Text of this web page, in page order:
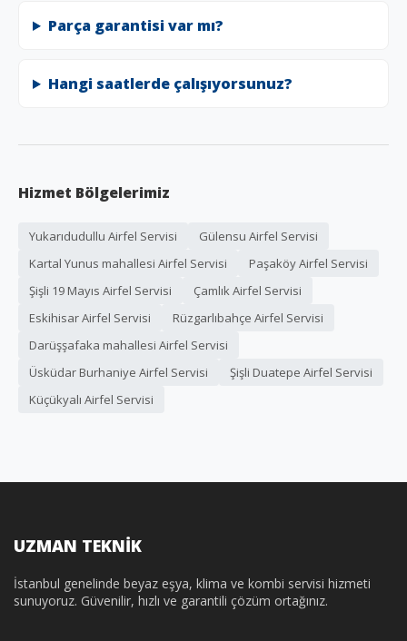
Parça garantisi var mı?
Hangi saatlerde çalışıyorsunuz?
Hizmet Bölgelerimiz
Yukarıdudullu Airfel Servisi
Gülensu Airfel Servisi
Kartal Yunus mahallesi Airfel Servisi
Paşaköy Airfel Servisi
Şişli 19 Mayıs Airfel Servisi
Çamlık Airfel Servisi
Eskihisar Airfel Servisi
Rüzgarlıbahçe Airfel Servisi
Darüşşafaka mahallesi Airfel Servisi
Üsküdar Burhaniye Airfel Servisi
Şişli Duatepe Airfel Servisi
Küçükyalı Airfel Servisi
UZMAN TEKNİK
İstanbul genelinde beyaz eşya, klima ve kombi servisi hizmeti
sunuyoruz. Güvenilir, hızlı ve garantili çözüm ortağınız.